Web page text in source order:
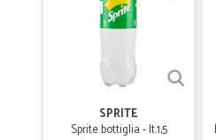
SPRITE
Sprite bottiglia - lt.1,5